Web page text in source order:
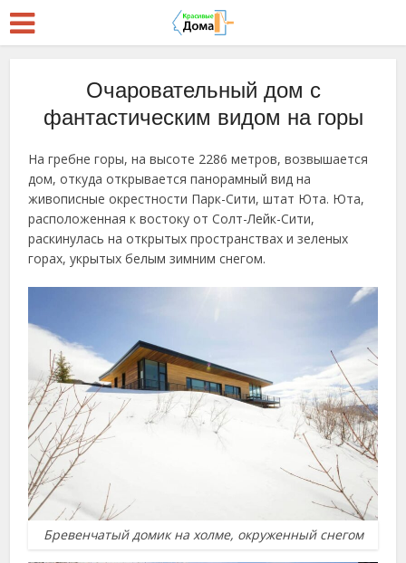
Очаровательный дом с
фантастическим видом на горы
На гребне горы, на высоте 2286 метров, возвышается
дом, откуда открывается панорамный вид на
живописные окрестности Парк-Сити, штат Юта. Юта,
расположенная к востоку от Солт-Лейк-Сити,
раскинулась на открытых пространствах и зеленых
горах, укрытых белым зимним снегом.
Бревенчатый домик на холме, окруженный снегом